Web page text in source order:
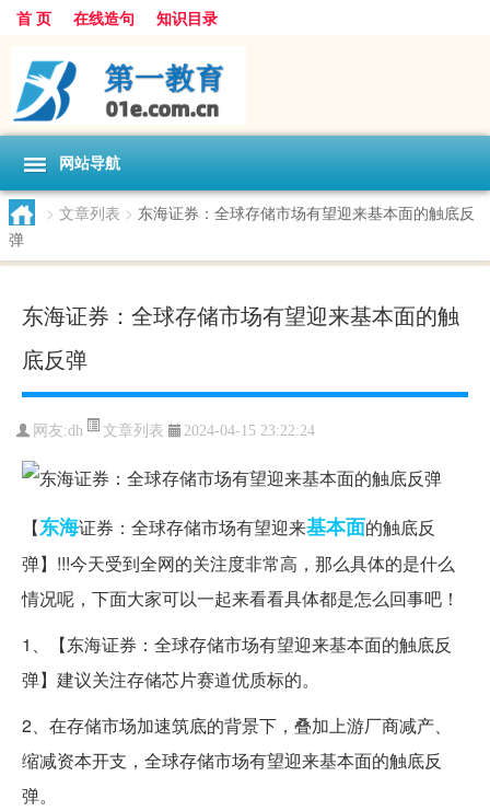
首 页 在线造句 知识目录
网站导航
> 文章列表 > 东海证券：全球存储市场有望迎来基本面的触底反
弹
东海证券：全球存储市场有望迎来基本面的触
底反弹
网友:dh 文章列表 2024-04-15 23:22:24
【东海证券：全球存储市场有望迎来基本面的触底反
弹】!!!今天受到全网的关注度非常高，那么具体的是什么
情况呢，下面大家可以一起来看看具体都是怎么回事吧！
1、【东海证券：全球存储市场有望迎来基本面的触底反
弹】建议关注存储芯片赛道优质标的。
2、在存储市场加速筑底的背景下，叠加上游厂商减产、
缩减资本开支，全球存储市场有望迎来基本面的触底反
弹。